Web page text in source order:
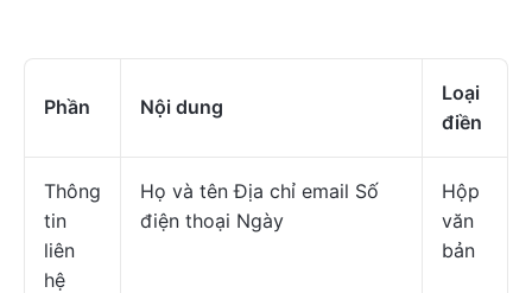
Phần Nội dung
Loại
điền
Thông
tin
liên
hệ
Họ và tên Địa chỉ email Số
điện thoại Ngày
Hộp
văn
bản